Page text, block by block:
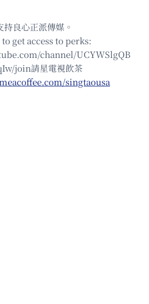
良心正派傳媒。
get access to perks:
channel/UCYWSlgQB
join請星電視飲茶
singtaousa